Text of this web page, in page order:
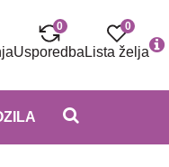
0
Usporedba
0
Lista želja